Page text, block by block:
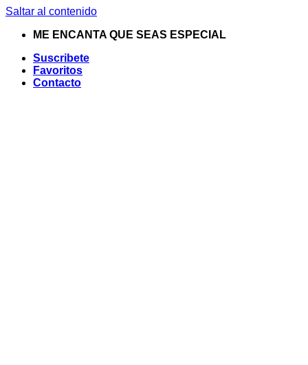
Saltar al contenido
ME ENCANTA QUE SEAS ESPECIAL
Suscribete
Favoritos
Contacto